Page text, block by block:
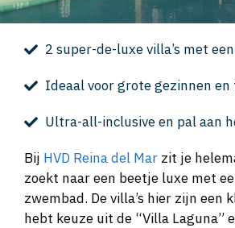
2 super-de-luxe villa’s met
Ideaal voor grote gezinnen en
Ultra-all-inclusive en pal aan
Bij HVD Reina del Mar zit je
zoekt naar een beetje luxe met
zwembad. De villa’s hier zijn een
hebt keuze uit de “Villa Laguna”